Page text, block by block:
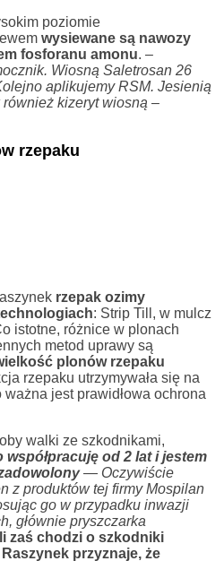
poziomie
wysiewane są nawozy
fosforanu amonu. –
Wiosną Saletrosan 26
aplikujemy RSM. Jesienią
kizeryt wiosną –
rzepaku
rzepak ozimy
: Strip Till, w mulcz
istotne, różnice w plonach
metod uprawy są
plonów rzepaku
rzepaku utrzymywała się na
jest prawidłowa ochrona
walki ze szkodnikami,
współpracuję od 2 lat i jestem
— Oczywiście
z produktów tej firmy Mospilan
go w przypadku inwazji
głównie pryszczarka
zaś chodzi o szkodniki
przyznaje, że